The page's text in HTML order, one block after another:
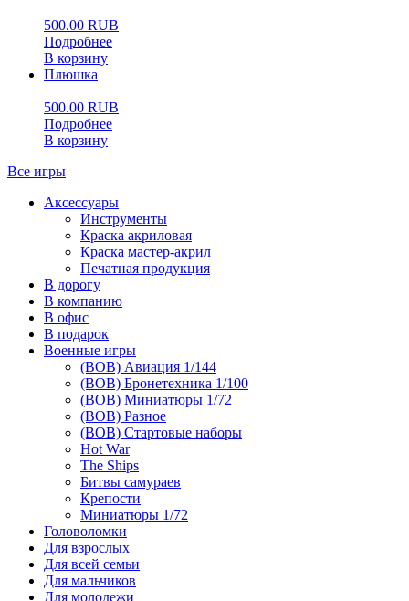
500.00 RUB
Подробнее
В корзину
Плюшка
500.00 RUB
Подробнее
В корзину
Все игры
Аксессуары
Инструменты
Краска акриловая
Краска мастер-акрил
Печатная продукция
В дорогу
В компанию
В офис
В подарок
Военные игры
(ВОВ) Авиация 1/144
(ВОВ) Бронетехника 1/100
(ВОВ) Миниатюры 1/72
(ВОВ) Разное
(ВОВ) Стартовые наборы
Hot War
The Ships
Битвы самураев
Крепости
Миниатюры 1/72
Головоломки
Для взрослых
Для всей семьи
Для мальчиков
Для молодежи